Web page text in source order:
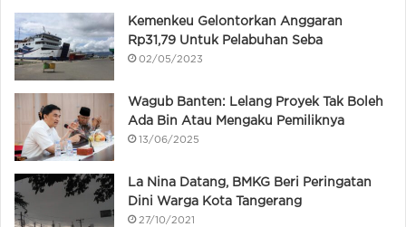
Kemenkeu Gelontorkan Anggaran
Rp31,79 Untuk Pelabuhan Seba
02/05/2023
Wagub Banten: Lelang Proyek Tak Boleh
Ada Bin Atau Mengaku Pemiliknya
13/06/2025
La Nina Datang, BMKG Beri Peringatan
Dini Warga Kota Tangerang
27/10/2021